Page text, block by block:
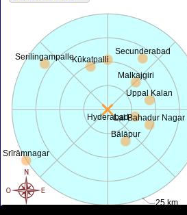
Hyderabad
25 km
Kūkatpalli
Lal Bahadur Nagar
Secunderabad
Serilingampalle
Malkajgiri
Uppal Kalan
Srīrāmnagar
Bālāpur